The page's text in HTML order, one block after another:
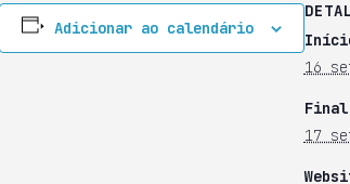
Adicionar ao calendário
16
17